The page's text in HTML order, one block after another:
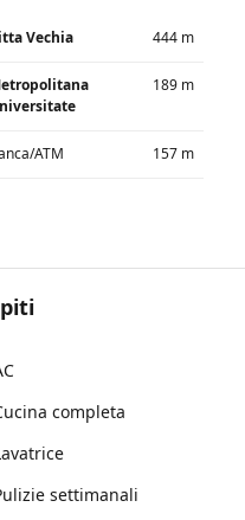
Vechia 444 m
189 m
ATM 157 m
completa
settimanali